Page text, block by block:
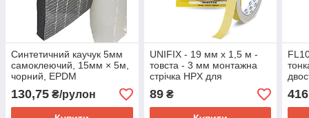
Cинтетичний каучук 5мм
самоклеючий, 15мм × 5м,
чорний, EPDM
130,75 ₴/рулон
UNIFIX - 19 мм х 1,5 м -
товста - 3 мм монтажна
стрічка HPX для
моментальної фіксації,
біла
89₴